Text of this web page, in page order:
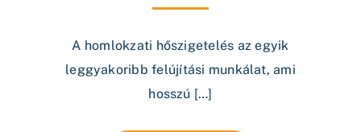
A homlokzati hőszigetelés az egyik
leggyakoribb felújítási munkálat, ami
hosszú […]